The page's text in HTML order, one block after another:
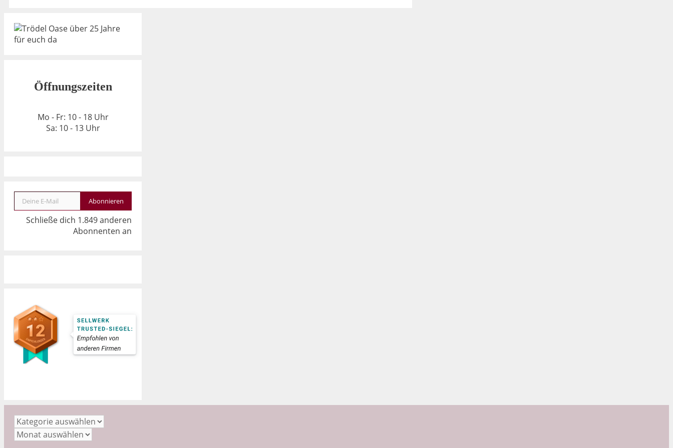
Öffnungszeiten
Mo - Fr: 10 - 18 Uhr
Sa: 10 - 13 Uhr
Deine E-Mail
Abonnieren
Schließe dich 1.849 anderen
Abonnenten an
Kategorien
Archiv